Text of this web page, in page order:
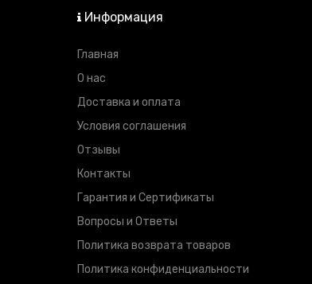
Информация
Главная
О нас
Доставка и оплата
Условия соглашения
Отзывы
Контакты
Гарантия и Сертификаты
Вопросы и Ответы
Политика возврата товаров
Политика конфиденциальности